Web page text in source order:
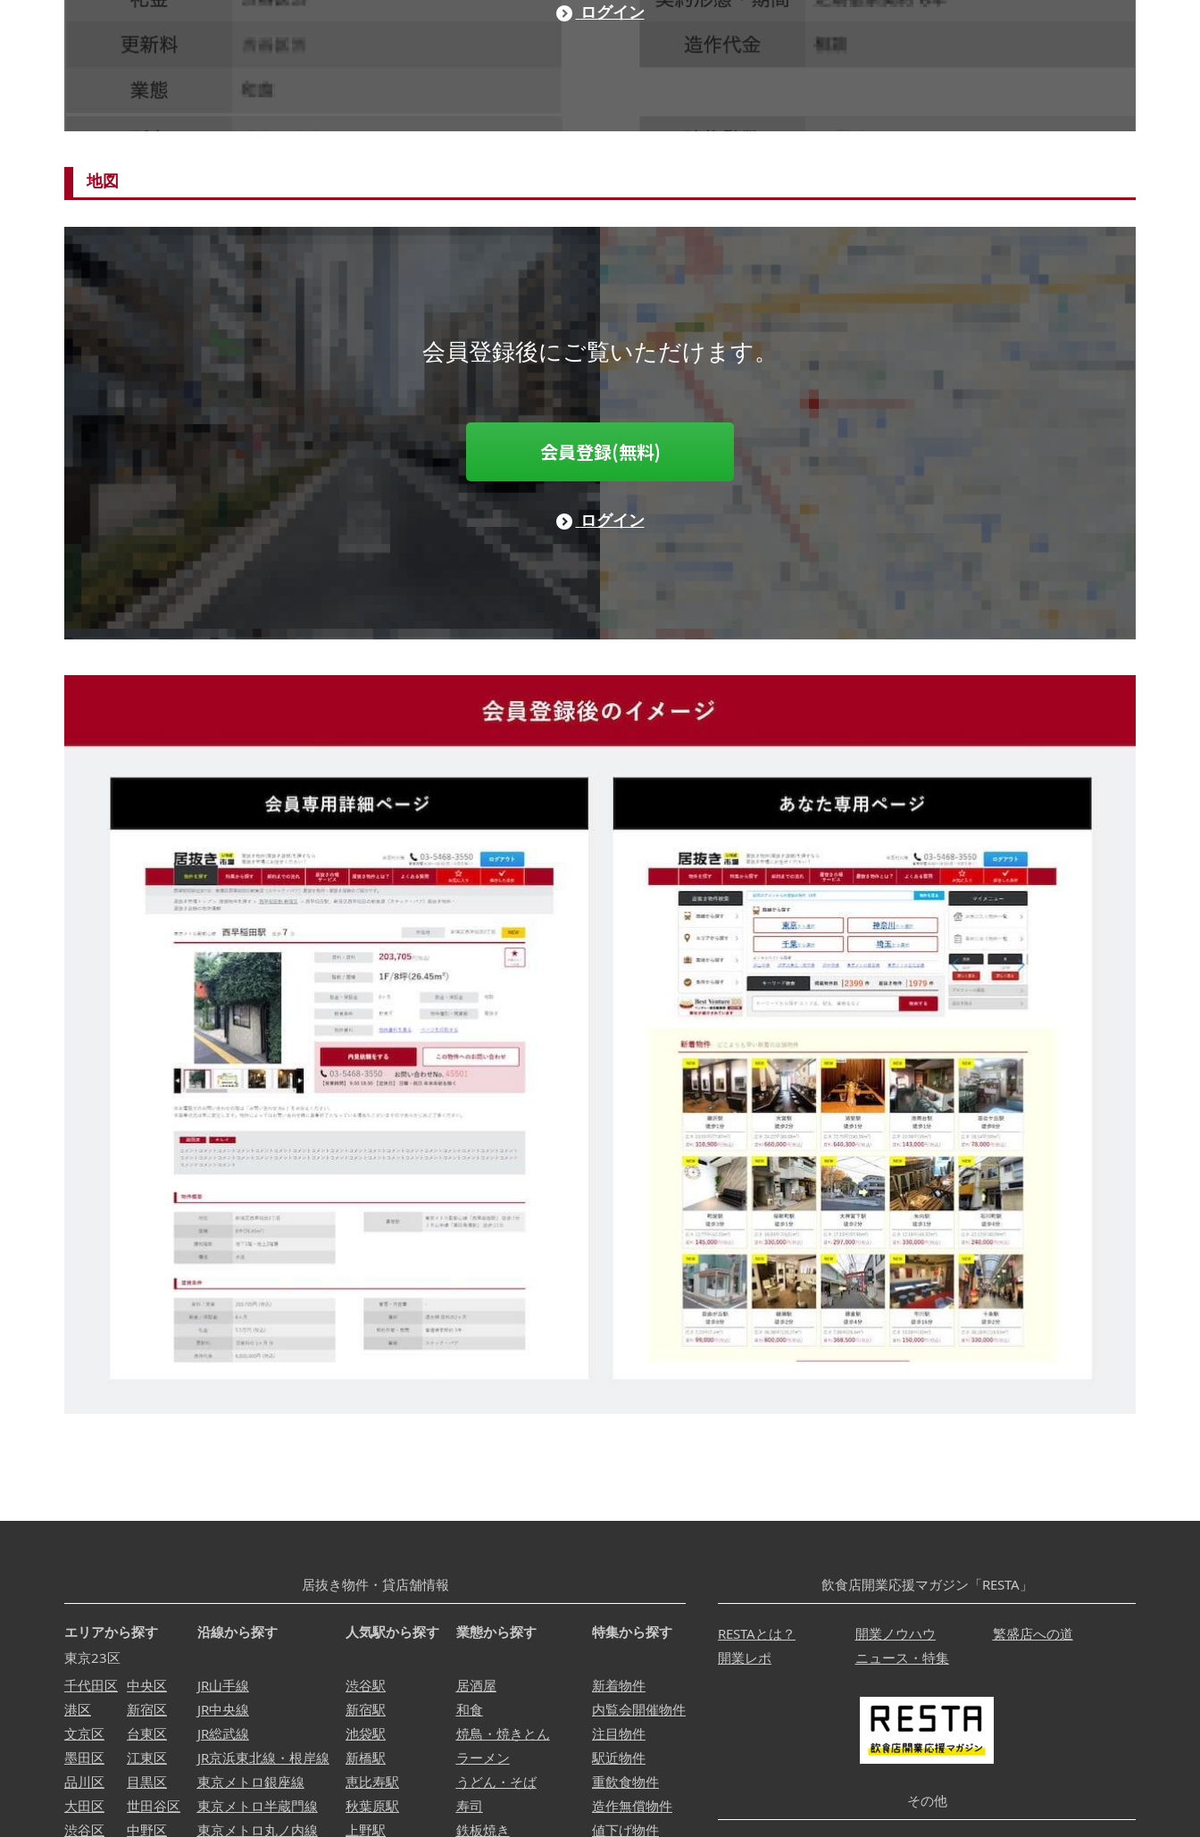
ログイン
地図
会員登録後にご覧いただけます。
会員登録(無料)
ログイン
居抜き物件・貸店舗情報
エリアから探す
東京23区
千代田区
港区
文京区
墨田区
品川区
大田区
渋谷区
中央区
新宿区
台東区
江東区
目黒区
世田谷区
中野区
沿線から探す
JR山手線
JR中央線
JR総武線
JR京浜東北線・根岸線
東京メトロ銀座線
東京メトロ半蔵門線
東京メトロ丸ノ内線
人気駅から探す
渋谷駅
新宿駅
池袋駅
新橋駅
恵比寿駅
秋葉原駅
上野駅
業態から探す
居酒屋
和食
焼鳥・焼きとん
ラーメン
うどん・そば
寿司
鉄板焼き
特集から探す
新着物件
内覧会開催物件
注目物件
駅近物件
重飲食物件
造作無償物件
値下げ物件
飲食店開業応援マガジン「RESTA」
RESTAとは？ 開業ノウハウ
繁盛店への道
開業レポ
ニュース・特集
その他